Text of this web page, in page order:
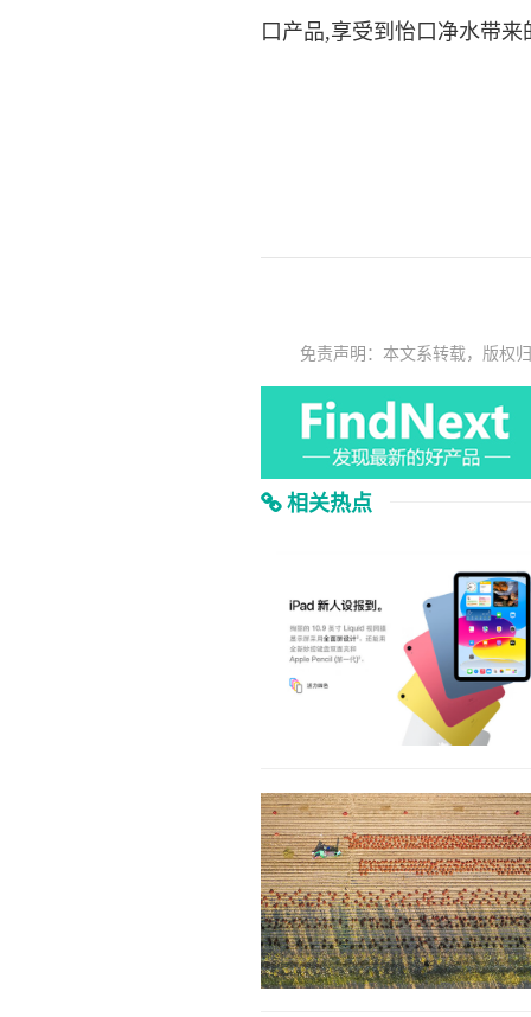
口产品,享受到怡口净水带
免责声明：本文系转载，版权
相关热点